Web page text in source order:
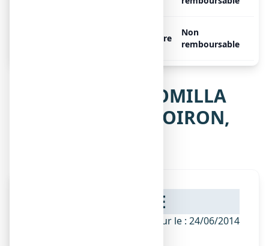
Libre
Non
remboursable
Notice de CHAMOMILLA
VULGARIS 9 CH BOIRON,
NOTICE
ANSM - Mis à jour le : 24/06/2014